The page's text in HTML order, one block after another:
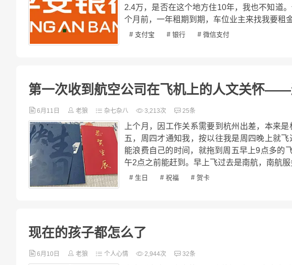
2.4万，是否在这个地方住10年，我也不知道
个月前，一年租期到期，车位业主来找我要租
# 支付宝 # 银行 # 微信支付
第一次收到航空公司在飞机上的人文关怀
6月11日 老狼 杂七杂八 3,213次 25条
上个月，因工作关系需要到杭州出差，本来
五，周四才通知我，按以往我是周四晚上就
能浪费自己的时间，就拖到周五早上9点多的
午2点之前能赶到。早上飞过去是南航，南航
# 生日 # 祝福 # 贺卡
现在的孩子都怎么了
6月10日 老狼 个人心情 2,944次 32条